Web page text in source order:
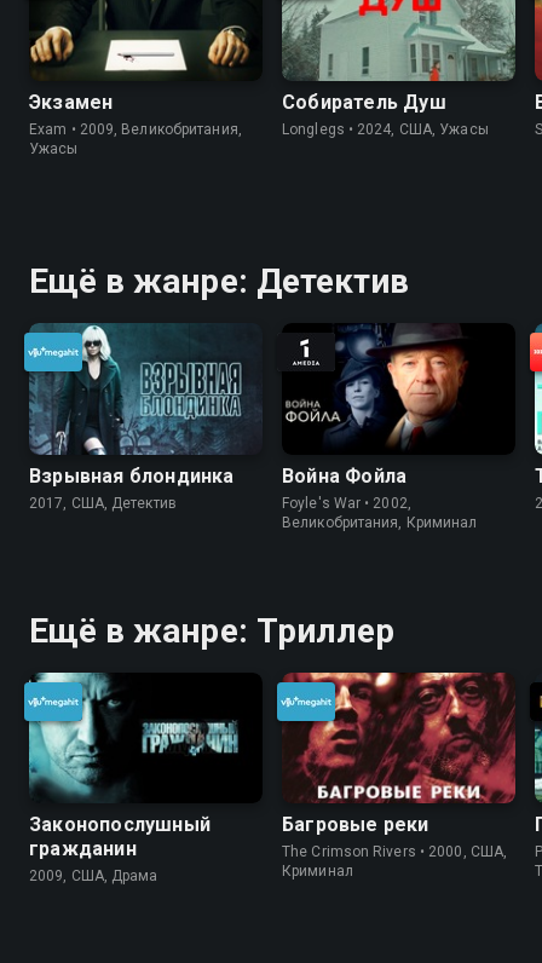
Экзамен
Exam • 2009, Великобритания,
Ужасы
Собиратель Душ
Longlegs • 2024, США, Ужасы
Ещё в жанре: Детектив
Взрывная блондинка
2017, США, Детектив
Война Фойла
Foyle's War • 2002,
Великобритания, Криминал
Ещё в жанре: Триллер
Законопослушный
гражданин
2009, США, Драма
Багровые реки
The Crimson Rivers • 2000, США,
Криминал